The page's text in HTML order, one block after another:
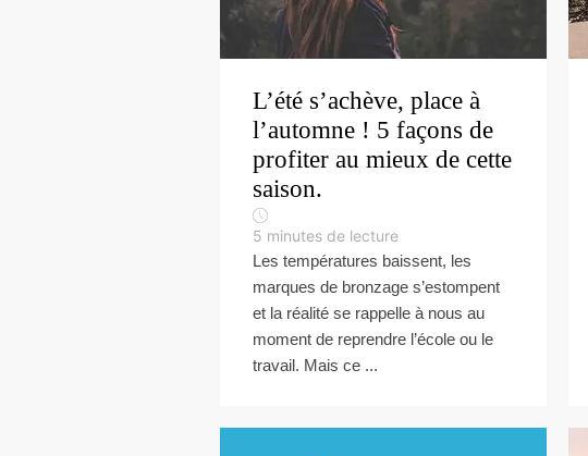
L’été s’achève, place à
l’automne ! 5 façons de
profiter au mieux de cette
saison.
5 minutes de lecture
Les températures baissent, les
marques de bronzage s’estompent
et la réalité se rappelle à nous au
moment de reprendre l’école ou le
travail. Mais ce ...